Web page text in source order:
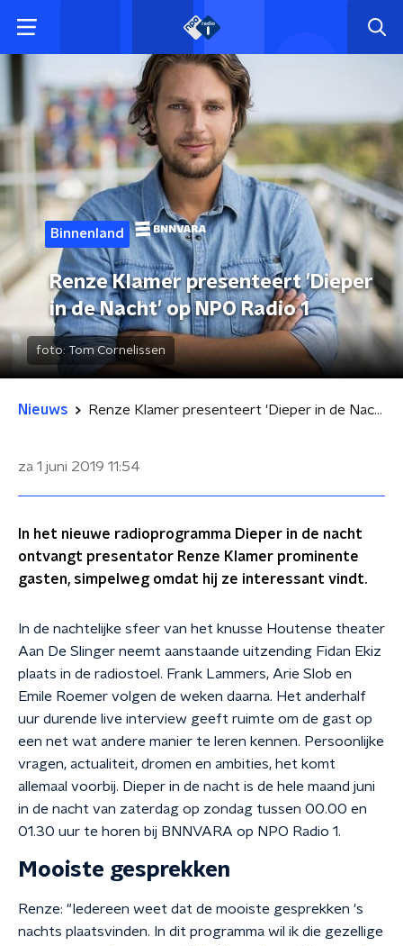
Binnenland
Renze Klamer presenteert 'Dieper
in de Nacht' op NPO Radio 1
foto: Tom Cornelissen
Nieuws Renze Klamer presenteert 'Dieper in de Nacht' op NPO Radio 1
za 1 juni 2019 11:54
In het nieuwe radioprogramma Dieper in de nacht
ontvangt presentator Renze Klamer prominente
gasten, simpelweg omdat hij ze interessant vindt.
In de nachtelijke sfeer van het knusse Houtense theater
Aan De Slinger neemt aanstaande uitzending Fidan Ekiz
plaats in de radiostoel. Frank Lammers, Arie Slob en
Emile Roemer volgen de weken daarna. Het anderhalf
uur durende live interview geeft ruimte om de gast op
een net wat andere manier te leren kennen. Persoonlijke
vragen, actualiteit, dromen en ambities, het komt
allemaal voorbij. Dieper in de nacht is de hele maand juni
in de nacht van zaterdag op zondag tussen 00.00 en
01.30 uur te horen bij BNNVARA op NPO Radio 1.
Mooiste gesprekken
Renze: "Iedereen weet dat de mooiste gesprekken 's
nachts plaatsvinden. In dit programma wil ik die gezellige